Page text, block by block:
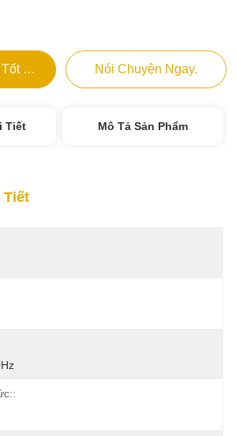
Nhận Được Giá Tốt Nhất Nói Chuyện Ngay.
Tiết Mô Tả Sản Phẩm
Tiết